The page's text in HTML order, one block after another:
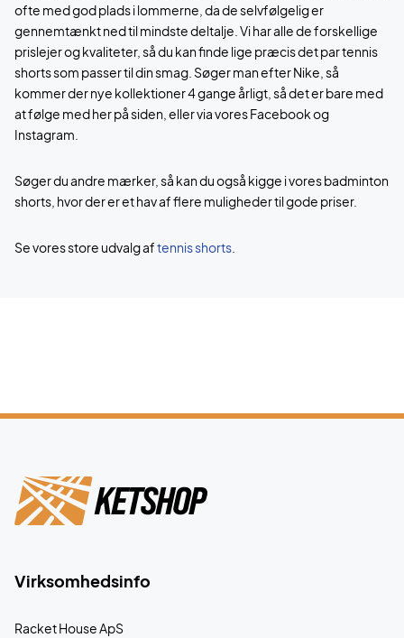
ofte med god plads i lommerne, da de selvfølgelig er
gennemtænkt ned til mindste deltalje. Vi har alle de forskellige
prislejer og kvaliteter, så du kan finde lige præcis det par tennis
shorts som passer til din smag. Søger man efter Nike, så
kommer der nye kollektioner 4 gange årligt, så det er bare med
at følge med her på siden, eller via vores Facebook og
Instagram.
Søger du andre mærker, så kan du også kigge i vores badminton
shorts, hvor der er et hav af flere muligheder til gode priser.
Se vores store udvalg aftennis shorts
Virksomhedsinfo
Racket House ApS